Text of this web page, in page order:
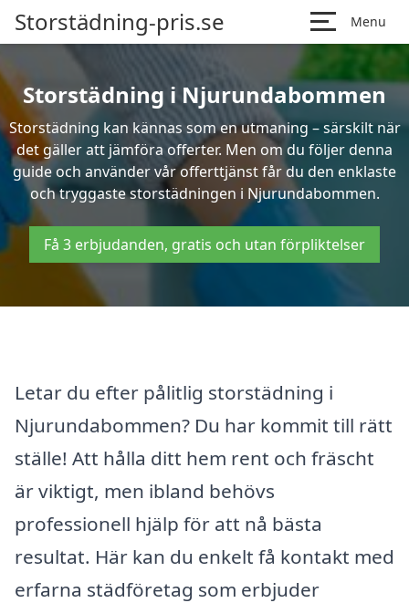
Storstädning-pris.se Menu
Storstädning i Njurundabommen
Storstädning kan kännas som en utmaning – särskilt när
det gäller att jämföra offerter. Men om du följer denna
guide och använder vår offerttjänst får du den enklaste
och tryggaste storstädningen i Njurundabommen.
Få 3 erbjudanden, gratis och utan förpliktelser
Letar du efter pålitlig storstädning i
Njurundabommen? Du har kommit till rätt
ställe! Att hålla ditt hem rent och fräscht
är viktigt, men ibland behövs
professionell hjälp för att nå bästa
resultat. Här kan du enkelt få kontakt med
erfarna städföretag som erbjuder